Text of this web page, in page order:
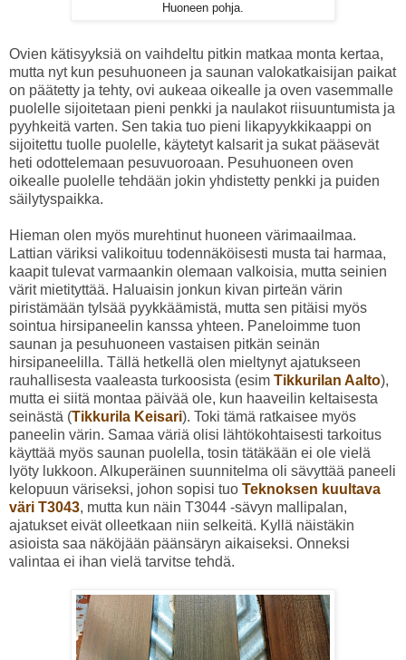
Huoneen pohja.
Ovien kätisyyksiä on vaihdeltu pitkin matkaa monta kertaa,
mutta nyt kun pesuhuoneen ja saunan valokatkaisijan paikat
on päätetty ja tehty, ovi aukeaa oikealle ja oven vasemmalle
puolelle sijoitetaan pieni penkki ja naulakot riisuuntumista ja
pyyhkeitä varten. Sen takia tuo pieni likapyykkikaappi on
sijoitettu tuolle puolelle, käytetyt kalsarit ja sukat pääsevät
heti odottelemaan pesuvuoroaan. Pesuhuoneen oven
oikealle puolelle tehdään jokin yhdistetty penkki ja puiden
säilytyspaikka.
Hieman olen myös murehtinut huoneen värimaailmaa.
Lattian väriksi valikoituu todennäköisesti musta tai harmaa,
kaapit tulevat varmaankin olemaan valkoisia, mutta seinien
värit mietityttää. Haluaisin jonkun kivan pirteän värin
piristämään tylsää pyykkäämistä, mutta sen pitäisi myös
sointua hirsipaneelin kanssa yhteen. Paneloimme tuon
saunan ja pesuhuoneen vastaisen pitkän seinän
hirsipaneelilla. Tällä hetkellä olen mieltynyt ajatukseen
rauhallisesta vaaleasta turkoosista (esim Tikkurilan Aalto),
mutta ei siitä montaa päivää ole, kun haaveilin keltaisesta
seinästä (Tikkurila Keisari). Toki tämä ratkaisee myös
paneelin värin. Samaa väriä olisi lähtökohtaisesti tarkoitus
käyttää myös saunan puolella, tosin tätäkään ei ole vielä
lyöty lukkoon. Alkuperäinen suunnitelma oli sävyttää paneeli
kelopuun väriseksi, johon sopisi tuo Teknoksen kuultava
väri T3043, mutta kun näin T3044 -sävyn mallipalan,
ajatukset eivät olleetkaan niin selkeitä. Kyllä näistäkin
asioista saa näköjään päänsäryn aikaiseksi. Onneksi
valintaa ei ihan vielä tarvitse tehdä.